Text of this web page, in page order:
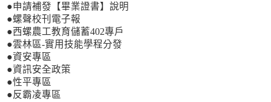
●申請補發【畢業證書】說明
●螺聲校刊電子報
●西螺農工教育儲蓄402專戶
●雲林區-實用技能學程分發
●資安專區
●資訊安全政策
●性平專區
●反霸凌專區